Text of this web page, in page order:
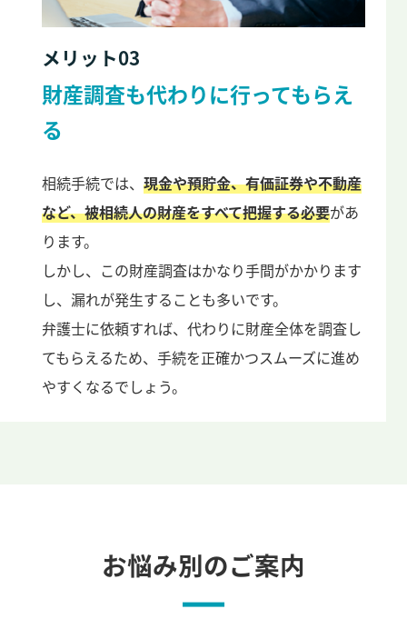
メリット03
財産調査も代わりに行ってもらえ
る
相続手続では、 現金や預貯金、有価証券や不動産
など、被相続人の財産をすべて把握する必要があ
ります。
しかし、この財産調査はかなり手間がかかります
し、漏れが発生することも多いです。
弁護士に依頼すれば、代わりに財産全体を調査し
てもらえるため、手続を正確かつスムーズに進め
やすくなるでしょう。
お悩み別のご案内